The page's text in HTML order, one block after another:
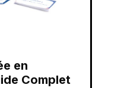
en
Complet